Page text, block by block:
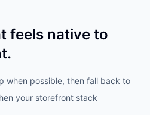
feels native to
when possible, then fall back to
your storefront stack